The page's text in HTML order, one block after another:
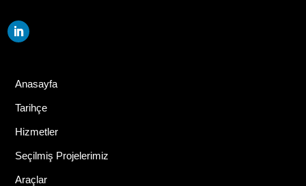
Anasayfa
Tarihçe
Hizmetler
Seçilmiş Projelerimiz
Araçlar